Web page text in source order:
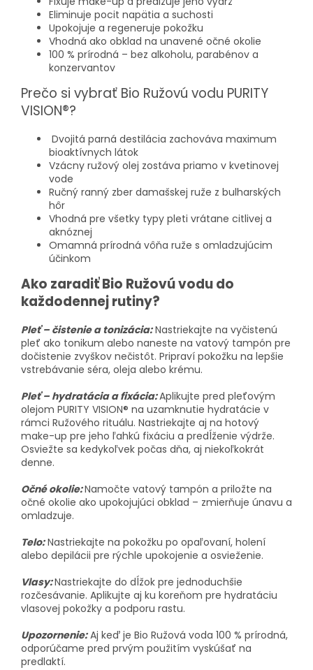
Eliminuje pocit napätia a suchosti
Upokojuje a regeneruje pokožku
Vhodná ako obklad na unavené očné okolie
100 % prírodná – bez alkoholu, parabénov a
konzervantov
Prečo si vybrať Bio Ružovú vodu PURITY
VISION®?
Dvojitá parná destilácia zachováva maximum
bioaktívnych látok
Vzácny ružový olej zostáva priamo v kvetinovej
vode
Ručný ranný zber damašskej ruže z bulharských
hôr
Vhodná pre všetky typy pleti vrátane citlivej a
aknóznej
Omamná prírodná vôňa ruže s omladzujúcim
účinkom
Ako zaradiť Bio Ružovú vodu do
každodennej rutiny?
Pleť – čistenie a tonizácia:Nastriekajte na vyčistenú
pleť ako tonikum alebo naneste na vatový tampón pre
dočistenie zvyškov nečistôt. Pripraví pokožku na lepšie
vstrebávanie séra, oleja alebo krému.
Pleť – hydratácia a fixácia:Aplikujte pred pleťovým
olejom PURITY VISION® na uzamknutie hydratácie v
rámci Ružového rituálu. Nastriekajte aj na hotový
make-up pre jeho ľahkú fixáciu a predĺženie výdrže.
Osviežte sa kedykoľvek počas dňa, aj niekoľkokrát
denne.
Očné okolie:Namočte vatový tampón a priložte na
očné okolie ako upokojujúci obklad – zmierňuje únavu a
omladzuje.
Telo:Nastriekajte na pokožku po opaľovaní, holení
alebo depilácii pre rýchle upokojenie a osvieženie.
Vlasy:Nastriekajte do dĺžok pre jednoduchšie
rozčesávanie. Aplikujte aj ku koreňom pre hydratáciu
vlasovej pokožky a podporu rastu.
Upozornenie:Aj keď je Bio Ružová voda 100 % prírodná,
odporúčame pred prvým použitím vyskúšať na
predlaktí.